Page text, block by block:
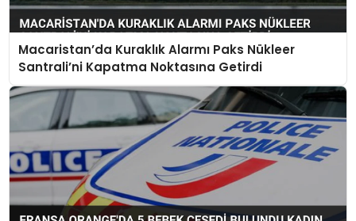
Macaristan’da Kuraklık Alarmı Paks Nükleer
Santrali’ni Kapatma Noktasına Getirdi